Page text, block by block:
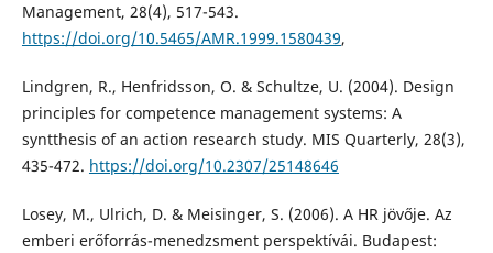
Management, 28(4), 517-543.
https://doi.org/10.5465/AMR.1999.1580439,
Lindgren, R., Henfridsson, O. & Schultze, U. (2004). Design
principles for competence management systems: A
syntthesis of an action research study. MIS Quarterly, 28(3),
435-472. https://doi.org/10.2307/25148646
Losey, M., Ulrich, D. & Meisinger, S. (2006). A HR jövője. Az
emberi erőforrás-menedzsment perspektívái. Budapest: